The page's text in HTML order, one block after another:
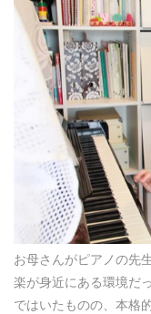
お母さんがピアノの先
楽が身近にある環境だ
ではいたものの、本格